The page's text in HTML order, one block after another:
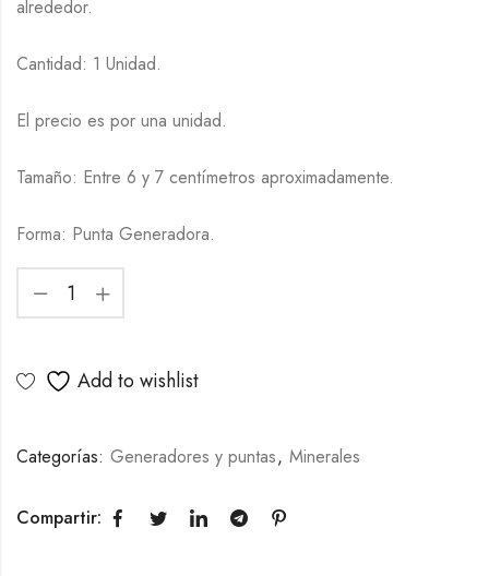
alrededor.
Cantidad: 1 Unidad.
El precio es por una unidad.
Tamaño: Entre 6 y 7 centímetros aproximadamente.
Forma: Punta Generadora.
Add to wishlist
Categorías: Generadores y puntas, Minerales
Compartir: